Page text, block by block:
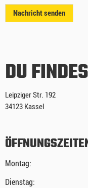
Nachricht senden
DU
Leipziger Str. 192
34123 Kassel
Montag:
Dienstag: